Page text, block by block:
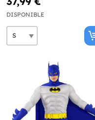
DISPONIBLE